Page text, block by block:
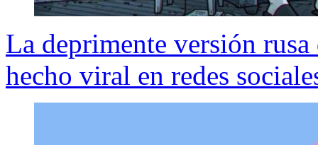
La deprimente versión
hecho viral en redes